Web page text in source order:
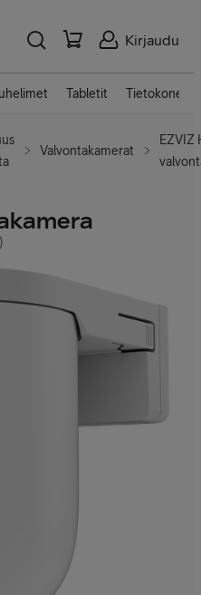
Kirjaudu
Tabletit Tietokoneet
Valvontakamerat
EZVIZ